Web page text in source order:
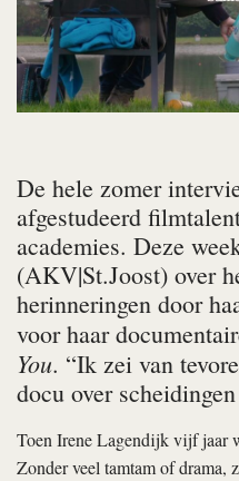
De hele zomer
afgestudeerd
academies. Deze
(AKV|St.Joost) over
herinneringen door
voor haar
You. “Ik zei van
docu over
Toen Irene Lagendijk vijf jaar
Zonder veel tamtam of drama,